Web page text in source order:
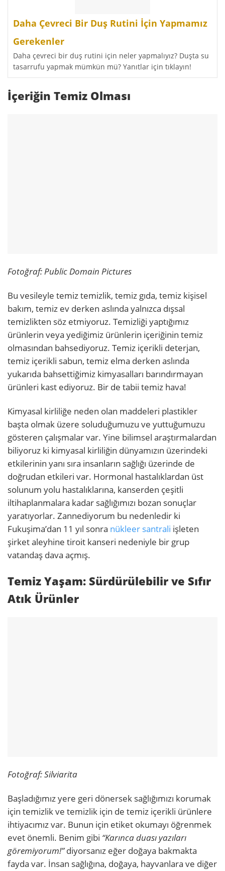
Daha Çevreci Bir Duş Rutini İçin Yapmamız
Gerekenler
Daha çevreci bir duş rutini için neler yapmalıyız? Duşta su
tasarrufu yapmak mümkün mü? Yanıtlar için tıklayın!
İçeriğin Temiz Olması
Fotoğraf: Public Domain Pictures
Bu vesileyle temiz temizlik, temiz gıda, temiz kişisel
bakım, temiz ev derken aslında yalnızca dışsal
temizlikten söz etmiyoruz. Temizliği yaptığımız
ürünlerin veya yediğimiz ürünlerin içeriğinin temiz
olmasından bahsediyoruz. Temiz içerikli deterjan,
temiz içerikli sabun, temiz elma derken aslında
yukarıda bahsettiğimiz kimyasalları barındırmayan
ürünleri kast ediyoruz. Bir de tabii temiz hava!
Kimyasal kirliliğe neden olan maddeleri plastikler
başta olmak üzere soluduğumuzu ve yuttuğumuzu
gösteren çalışmalar var. Yine bilimsel araştırmalardan
biliyoruz ki kimyasal kirliliğin dünyamızın üzerindeki
etkilerinin yanı sıra insanların sağlığı üzerinde de
doğrudan etkileri var. Hormonal hastalıklardan üst
solunum yolu hastalıklarına, kanserden çeşitli
iltihaplanmalara kadar sağlığımızı bozan sonuçlar
yaratıyorlar. Zannediyorum bu nedenledir ki
Fukuşima’dan 11 yıl sonra nükleer santrali işleten
şirket aleyhine tiroit kanseri nedeniyle bir grup
vatandaş dava açmış.
Temiz Yaşam: Sürdürülebilir ve Sıfır
Atık Ürünler
Fotoğraf: Silviarita
Başladığımız yere geri dönersek sağlığımızı korumak
için temizlik ve temizlik için de temiz içerikli ürünlere
ihtiyacımız var. Bunun için etiket okumayı öğrenmek
evet önemli. Benim gibi “Karınca duası yazıları
göremiyorum!”diyorsanız eğer doğaya bakmakta
fayda var. İnsan sağlığına, doğaya, hayvanlara ve diğer